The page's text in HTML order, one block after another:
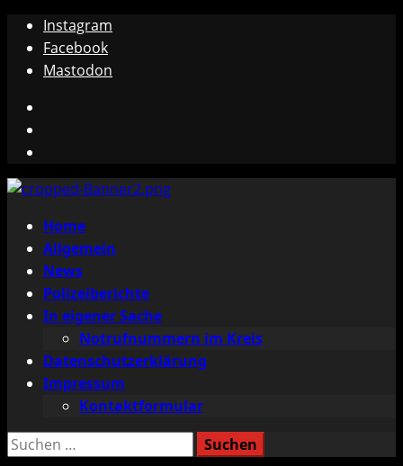
Zum
Inhalt
springen
Instagram
Facebook
Mastodon
Primäres
Menü
Home
Allgemein
News
Polizeiberichte
In eigener Sache
Notrufnummern im Kreis
Datenschutzerklärung
Impressum
Kontaktformular
Suchen